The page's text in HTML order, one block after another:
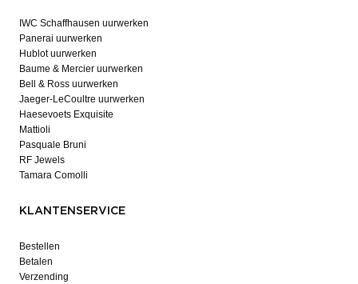
IWC Schaffhausen uurwerken
Panerai uurwerken
Hublot uurwerken
Baume & Mercier uurwerken
Bell & Ross uurwerken
Jaeger-LeCoultre uurwerken
Haesevoets Exquisite
Mattioli
Pasquale Bruni
RF Jewels
Tamara Comolli
KLANTENSERVICE
Bestellen
Betalen
Verzending